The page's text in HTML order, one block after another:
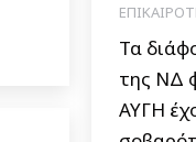
Τα
της ΝΔ
ΑΥΓΗ